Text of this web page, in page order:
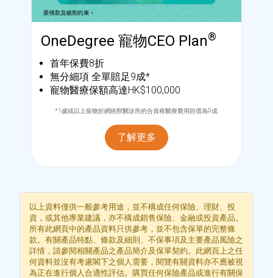
OneDegree 寵物CEO Plan®
首年保費8折
無分細項 全單賠足9成*
寵物醫療保額高達HK$100,000
*1歲或以上寵物於網絡獸醫診所的合資格醫療費用賠償為9成
了解更多
及時行樂 輕鬆自在？
人一世物一世，有得玩梗係要盡情玩，玩之
餘都唔好俾啲潛在嘅風險阻到你嘅
schedule！
組織家庭 攜手努力？
無論順境或是逆境，富有或貧窮，健康或疾
病，都會一齊面對。一份保障就係實現誓言
嘅最好方式！
生兒育女 計劃將來？
角色轉變，更要優先保障自己，同時規劃家
庭開支，咁先可以守護屋企人，成就子女非
凡未來！
守護家人 成就子女？
子女教育基金同醫療費用可大可小，加上突
如其來嘅洗費…提早計劃，先可以將最好嘅
留畀佢！
預先規劃 未雨绸缪？
及早部署，退休計劃就可以自主無憂。享受
「你想」嘅退休生活，先係人生贏家！
放低重擔 安枕無憂？
人生下半場，最重要係財富要穏健，健康仍
然有保障，就可以安享退「憂」生活！
以上資料僅供一般參考用途，並不構成任何保險、理財、投
資，或其他專業建議，亦不構成銷售保險、金融或投資產品。
所有此網頁中的產品資料只供參考，並不包含保單的完整條
款。有關產品特點、條款及細則、不保事項及主要產品風險之
詳情，請參閱相關產品之產品簡介及保單契約。此網頁上之任
何資料並沒有考慮閣下之個人需要，閱覽有關資料亦不應被視
為正在進行個人合適性評估。購買任何保險產品或進行有關保